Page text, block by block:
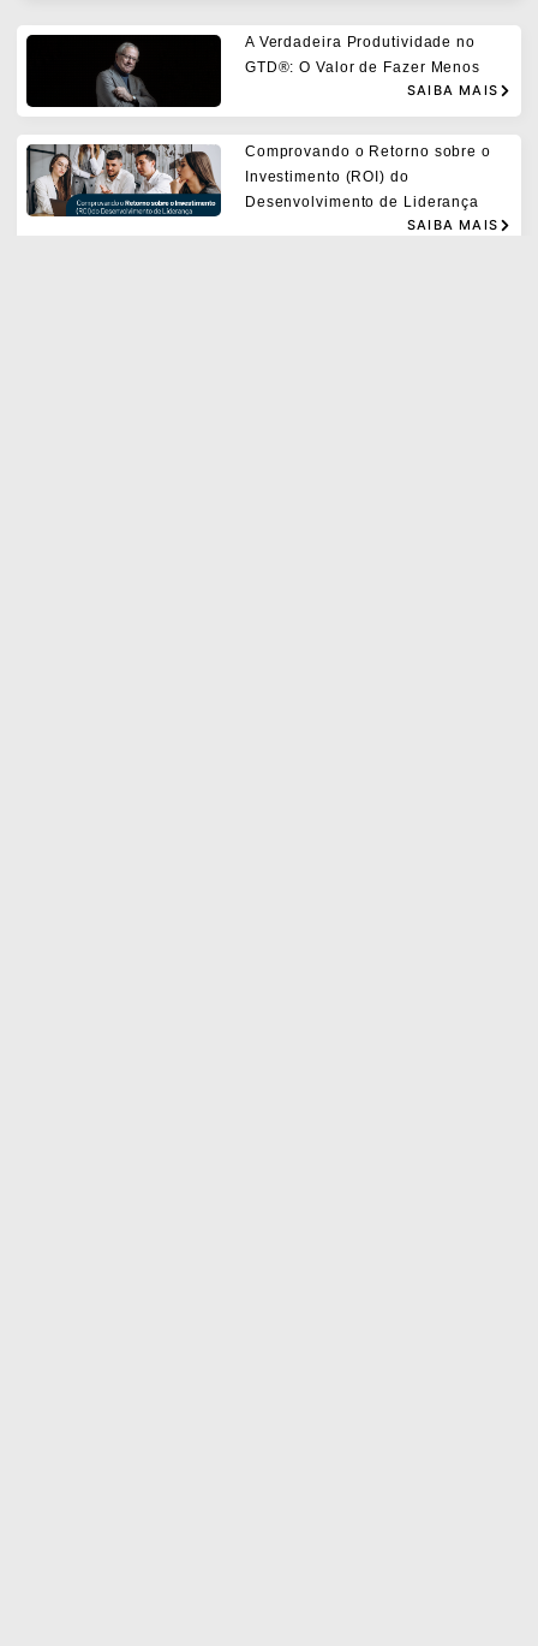
A Verdadeira Produtividade no
GTD®: O Valor de Fazer Menos
SAIBA MAIS
Comprovando o Retorno sobre o
Investimento (ROI) do
Desenvolvimento de Liderança
SAIBA MAIS